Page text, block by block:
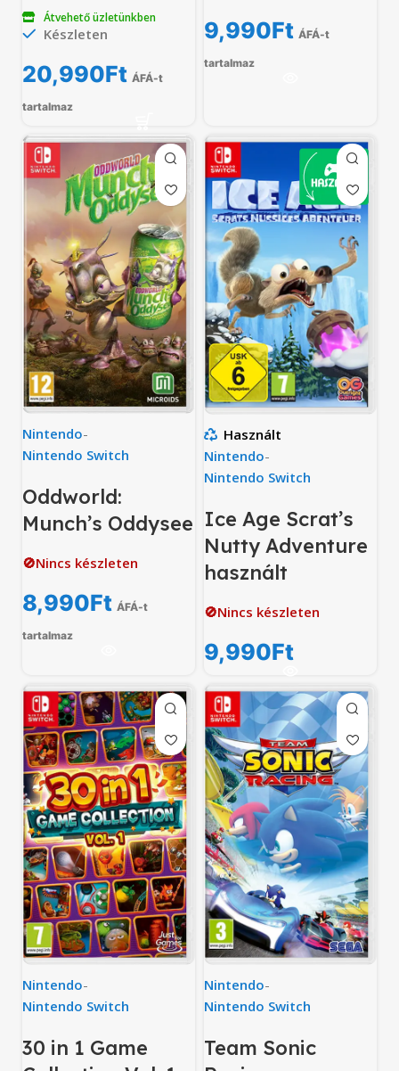
Átvehető üzletünkben
Készleten
20,990Ft ÁFÁ-t
tartalmaz
9,990Ft ÁFÁ-t
tartalmaz
Nintendo-
Nintendo Switch
Oddworld:
Munch’s Oddysee
🚫Nincs készleten
8,990Ft ÁFÁ-t
tartalmaz
Használt
Nintendo-
Nintendo Switch
Ice Age Scrat’s
Nutty Adventure
használt
🚫Nincs készleten
9,990Ft
Nintendo-
Nintendo Switch
30 in 1 Game
Nintendo-
Nintendo Switch
Team Sonic